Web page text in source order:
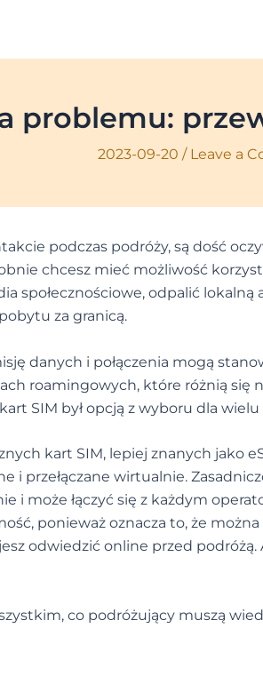
problemu:
2023-09-20 / Leave a
podczas podróży, są dość
chcesz mieć możliwość
społecznościowe, odpalić
za granicą.
danych i połączenia mogą
roamingowych, które różnią się
SIM był opcją z wyboru dla
kart SIM, lepiej znanych jako
przełączane wirtualnie.
i może łączyć się z każdym
ponieważ oznacza to, że
odwiedzić online przed
co podróżujący muszą